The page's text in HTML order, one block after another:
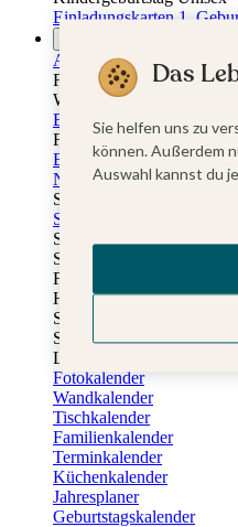
Einladungskarten 1.
Alle Fotogeschenke
Fotobücher
Wandbilder & Poster
Bilderboxen
Fotohalter
Bilderrahmen
Notizbücher
Stoffeinband mit Foto
Softcover mit Foto
Stoffeinband mit
Softcover mit Veredelung
Fotobücher
Hardcover
Softcover
Stoffeinband
Layflat
Fotokalender
Wandkalender
Tischkalender
Familienkalender
Terminkalender
Küchenkalender
Jahresplaner
Geburtstagskalender
Das
Sie helfen uns zu
können. Außerdem
Auswahl kannst du